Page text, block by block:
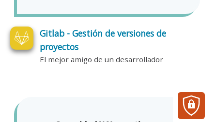
Gitlab - Gestión de versiones de
proyectos
El mejor amigo de un desarrollador